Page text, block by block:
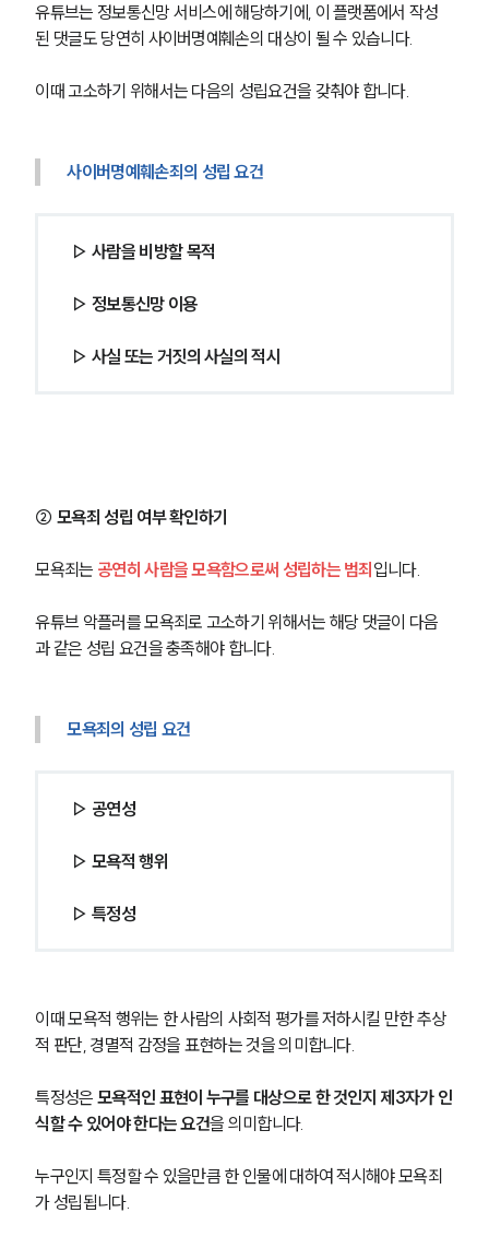
유튜브는 정보통신망 서비스에 해당하기에, 이 플랫폼에서 작성
된 댓글도 당연히 사이버명예훼손의 대상이 될 수 있습니다.
이때 고소하기 위해서는 다음의 성립요건을 갖춰야 합니다.
사이버명예훼손죄의 성립 요건
▷ 사람을 비방할 목적
▷ 정보통신망 이용
▷ 사실 또는 거짓의 사실의 적시
② 모욕죄 성립 여부 확인하기
모욕죄는 공연히 사람을 모욕함으로써 성립하는 범죄 입니다.
유튜브 악플러를 모욕죄로 고소하기 위해서는 해당 댓글이 다음
과 같은 성립 요건을 충족해야 합니다.
모욕죄의 성립 요건
▷ 공연성
▷ 모욕적 행위
▷ 특정성
이때 모욕적 행위는 한 사람의 사회적 평가를 저하시킬 만한 추상
적 판단, 경멸적 감정을 표현하는 것을 의미합니다.
특정성은 모욕적인 표현이 누구를 대상으로 한 것인지 제3자가 인
식할 수 있어야 한다는 요건을 의미합니다.
누구인지 특정할 수 있을만큼 한 인물에 대하여 적시해야 모욕죄
가 성립됩니다.